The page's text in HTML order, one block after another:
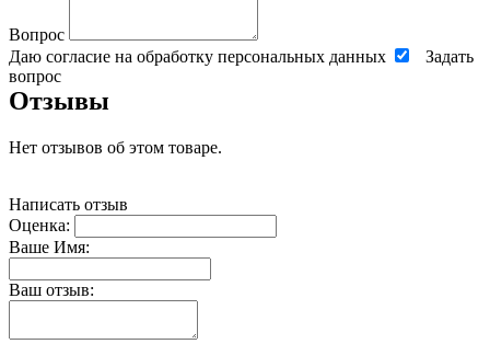
Вопрос
Даю согласие на обработку персональных данных
Задать
вопрос
Отзывы
Нет отзывов об этом товаре.
Написать отзыв
Оценка:
Ваше Имя:
Ваш отзыв: